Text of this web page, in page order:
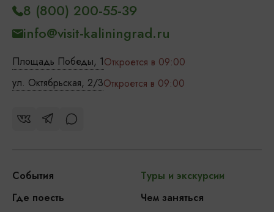
Площадь Победы, 1Откроется в 09:00
ул. Октябрьская, 2/3Откроется в 09:00
8 (800) 200-55-39
info@visit-kaliningrad.ru
События
Туры и экскурсии
Где поесть
Чем заняться